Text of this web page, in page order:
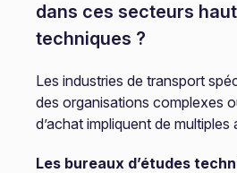
dans ces secteurs
techniques ?
Les industries de transport
des organisations complexes
d’achat impliquent de multiples
Les bureaux d’études